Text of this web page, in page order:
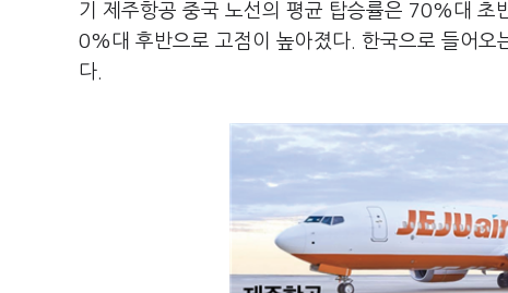
기 제주항공 중국 노선의 평균 탑승률은 70%대 초
0%대 후반으로 고점이 높아졌다. 한국으로 들어오
다.